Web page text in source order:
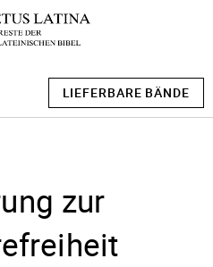
LIEFERBARE BÄNDE
zur